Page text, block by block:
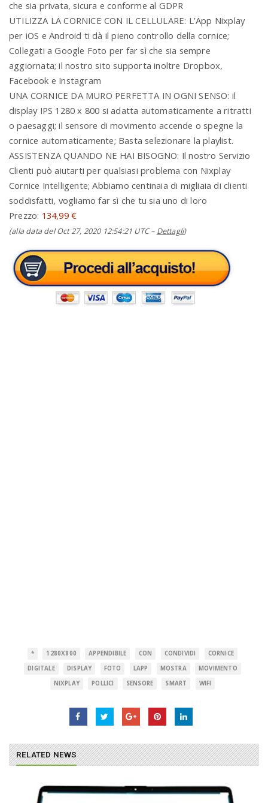
che sia privata, sicura e conforme al GDPR
UTILIZZA LA CORNICE CON IL CELLULARE: L’App Nixplay
per iOS e Android ti dà il pieno controllo della cornice;
Collegati a Google Foto per far sì che sia sempre
aggiornata; il nostro sito supporta inoltre Dropbox,
Facebook e Instagram
UNA CORNICE DA MURO PERFETTA IN OGNI SENSO: il
display IPS 1280 x 800 si adatta automaticamente a ritratti
o paesaggi; il sensore di movimento accende o spegne la
cornice automaticamente; Basta selezionare la playlist.
ASSISTENZA QUANDO NE HAI BISOGNO: Il nostro Servizio
Clienti può aiutarti per qualsiasi problema con Nixplay
Cornice Intelligente; Abbiamo centinaia di migliaia di clienti
soddisfatti, vogliamo far sì che tu sia uno di loro
Prezzo: 134,99 €
(alla data del Oct 27, 2020 12:54:21 UTC – Dettagli)
* 1280X800 APPENDIBILE CON CONDIVIDI
CORNICE
DIGITALE
DISPLAY FOTO LAPP MOSTRA
MOVIMENTO
NIXPLAY
POLLICI SENSORE SMART WIFI
RELATED NEWS